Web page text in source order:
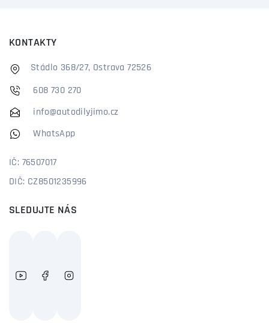
KONTAKTY
Stádlo 368/27, Ostrava 72526
608 730 270
info@autodilyjimo.cz
WhatsApp
IČ: 76507017
DIČ: CZ8501235996
SLEDUJTE NÁS